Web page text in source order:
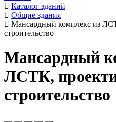
Каталог зданий
Общие здания
Мансардный комплекс из
строительство
Мансардный
ЛСТК,
строительство